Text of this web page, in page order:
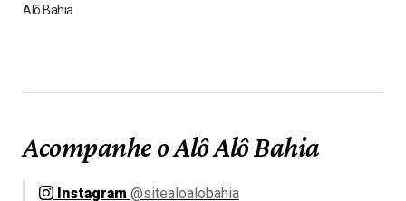
Alô Bahia
Acompanhe o Alô Alô Bahia
Instagram @sitealoalobahia